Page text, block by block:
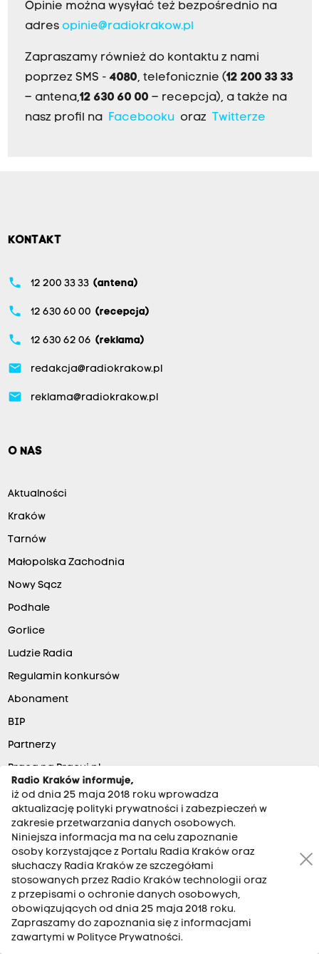
Opinie można wysyłać też bezpośrednio na
adres opinie@radiokrakow.pl
Zapraszamy również do kontaktu z nami
poprzez SMS - 4080, telefonicznie (12 200 33 33
– antena,12 630 60 00 – recepcja), a także na
nasz profil na Facebookuoraz Twitterze
KONTAKT
phone 12 200 33 33 (antena)
phone 12 630 60 00 (recepcja)
phone 12 630 62 06 (reklama)
email redakcja@radiokrakow.pl
email reklama@radiokrakow.pl
O NAS
Aktualności
Kraków
Tarnów
Małopolska Zachodnia
Nowy Sącz
Podhale
Gorlice
Ludzie Radia
Regulamin konkursów
Abonament
BIP
Partnerzy
Praca na Pracuj.pl
Praca Kraków
Praca Kraków
Targi pracy Kraków
Telekwiaciarnia Kraków
Tanie loty
Hotele
Kurtki zimowe damskie
Radio Kraków informuje,
iż od dnia 25 maja 2018 roku wprowadza
aktualizację polityki prywatności i zabezpieczeń w
zakresie przetwarzania danych osobowych.
Niniejsza informacja ma na celu zapoznanie
osoby korzystające z Portalu Radia Kraków oraz
słuchaczy Radia Kraków ze szczegółami
stosowanych przez Radio Kraków technologii oraz
z przepisami o ochronie danych osobowych,
obowiązujących od dnia 25 maja 2018 roku.
Zapraszamy do zapoznania się z informacjami
zawartymi w Polityce Prywatności.